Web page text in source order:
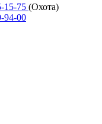
15-75 (Охота)
94-00